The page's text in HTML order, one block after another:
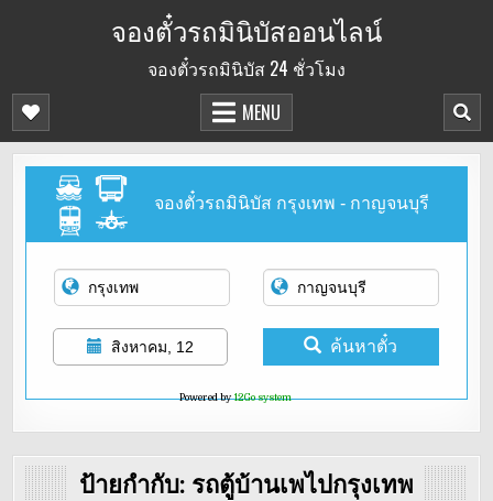
จองตั๋วรถมินิบัสออนไลน์
จองตั๋วรถมินิบัส 24 ชั่วโมง
MENU
จองตั๋วรถมินิบัส กรุงเทพ - กาญจนบุรี
สิงหาคม, 12 ค้นหาตั๋ว
Powered by12Go system
ป้ายกำกับ: รถตู้บ้านเพไปกรุงเทพ